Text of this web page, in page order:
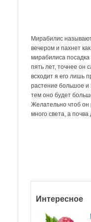
Мирабилис называют
вечером и пахнет
мирабилиса
пять лет, точнее он
всходит я его лишь
растение большое и
тем оно будет
Желательно чтоб он
много света, а
Интересное